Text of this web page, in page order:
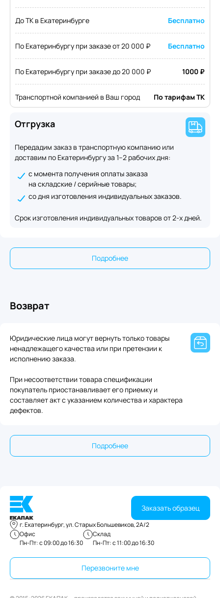
До ТК в Екатеринбурге Бесплатно
По Екатеринбургу при заказе от 20 000 ₽ Бесплатно
По Екатеринбургу при заказе до 20 000 ₽ 1000 ₽
Транспортной компанией в Ваш город По тарифам ТК
Отгрузка
Передадим заказ в транспортную компанию или
доставим по Екатеринбургу за 1–2 рабочих дня:
с момента получения оплаты заказа
на складские / серийные товары;
со дня изготовления индивидуальных заказов.
Срок изготовления индивидуальных товаров от 2-х дней.
Подробнее
Возврат
Юридические лица могут вернуть только товары
ненадлежащего качества или при претензии к
исполнению заказа.
При несоответствии товара спецификации
покупатель приостанавливает его приемку и
составляет акт с указанием количества и характера
дефектов.
Подробнее
Заказать образец
г. Екатеринбург, ул. Старых Большевиков, 2А/2
Офис
Пн-Пт: с 09:00 до 16:30
Склад
Пн-Пт: с 11:00 до 16:30
Перезвоните мне